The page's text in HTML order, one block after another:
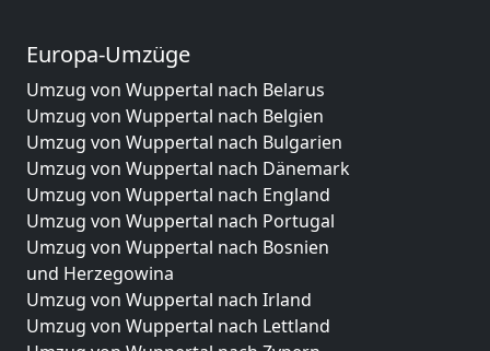
Europa-Umzüge
Umzug von Wuppertal nach Belarus
Umzug von Wuppertal nach Belgien
Umzug von Wuppertal nach Bulgarien
Umzug von Wuppertal nach Dänemark
Umzug von Wuppertal nach England
Umzug von Wuppertal nach Portugal
Umzug von Wuppertal nach Bosnien
und Herzegowina
Umzug von Wuppertal nach Irland
Umzug von Wuppertal nach Lettland